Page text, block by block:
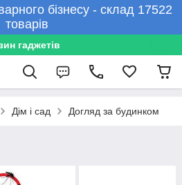
бізнесу - склад 17522
товарів
гаджетів
Дім і сад Догляд за будинком